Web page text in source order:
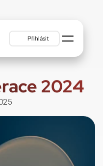
Přihlásit
2024